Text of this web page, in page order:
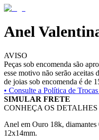
Anel
AVISO
Peças sob encomenda são
esse motivo não serão aceitas
de joias sob encomenda é de
• Consulte a Política de
SIMULAR FRETE
CONHEÇA OS
Anel em Ouro 18k, diamantes
12x14mm.